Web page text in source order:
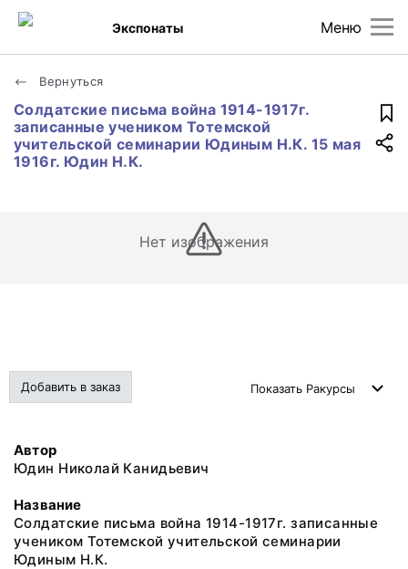
Меню
Экспонаты
Вернуться
Солдатские письма война 1914-1917г.
записанные учеником Тотемской
учительской семинарии Юдиным Н.К. 15 мая
1916г. Юдин Н.К.
Нет изображения
Добавить в заказ Показать Ракурсы
Автор
Юдин Николай Канидьевич
Название
Солдатские письма война 1914-1917г. записанные
учеником Тотемской учительской семинарии
Юдиным Н.К.